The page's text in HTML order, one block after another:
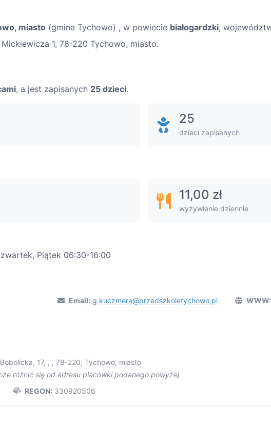
miasto (gmina Tychowo) , w powiecie białogardzki,
1, 78-220 Tychowo, miasto.
, a jest zapisanych 25 dzieci.
25
dzieci zapisanych
11,00 zł
wyżywienie dziennie
Piątek 06:30-16:00
Email: g.kuczmera@przedszkoletychowo.pl WWW:
17, , , 78-220, Tychowo, miasto
różnić się od adresu placówki podanego powyżej.
REGON: 330920506